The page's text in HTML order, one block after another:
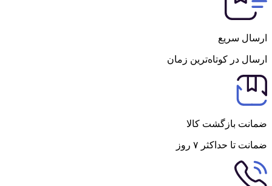
ارسال سریع
ارسال در کوتاه‌ترین زمان
ضمانت بازگشت کالا
ضمانت تا حداکثر ۷ روز